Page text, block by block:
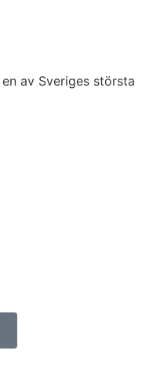
av Sveriges största